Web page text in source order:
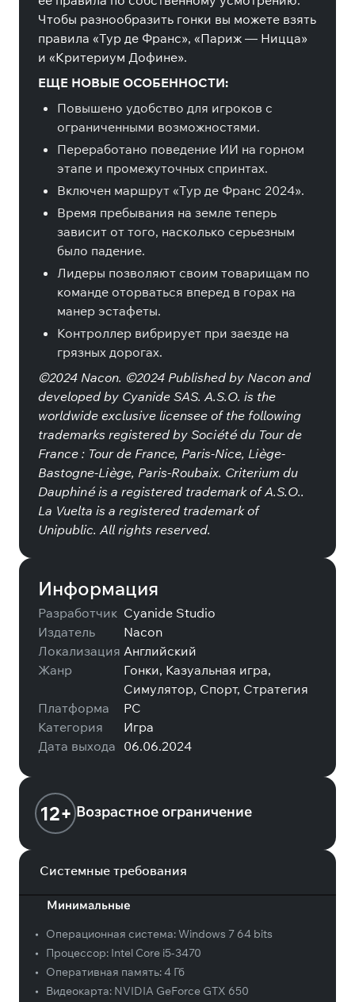
Чтобы разнообразить гонки вы можете взять
правила «Тур де Франс», «Париж — Ницца»
и «Критериум Дофине».
ЕЩЕ НОВЫЕ ОСОБЕННОСТИ:
Повышено удобство для игроков с
ограниченными возможностями.
Переработано поведение ИИ на горном
этапе и промежуточных спринтах.
Включен маршрут «Тур де Франс 2024».
Время пребывания на земле теперь
зависит от того, насколько серьезным
было падение.
Лидеры позволяют своим товарищам по
команде оторваться вперед в горах на
манер эстафеты.
Контроллер вибрирует при заезде на
грязных дорогах.
©2024 Nacon. ©2024 Published by Nacon and
developed by Cyanide SAS. A.S.O. is the
worldwide exclusive licensee of the following
trademarks registered by Société du Tour de
France : Tour de France, Paris-Nice, Liège-
Bastogne-Liège, Paris-Roubaix. Criterium du
Dauphiné is a registered trademark of A.S.O..
La Vuelta is a registered trademark of
Unipublic. All rights reserved.
Информация
Разработчик Cyanide Studio
Издатель
Nacon
Локализация Английский
Жанр
Гонки, Казуальная игра,
Симулятор, Спорт, Стратегия
Платформа
PC
Категория
Игра
Дата выхода 06.06.2024
12+ Возрастное ограничение
Системные требования
Минимальные
• Операционная система:Windows 7 64 bits
•
Процессор: Intel Core i5-3470
•
Оперативная память:4 Гб
•
Видеокарта: NVIDIA GeForce GTX 650